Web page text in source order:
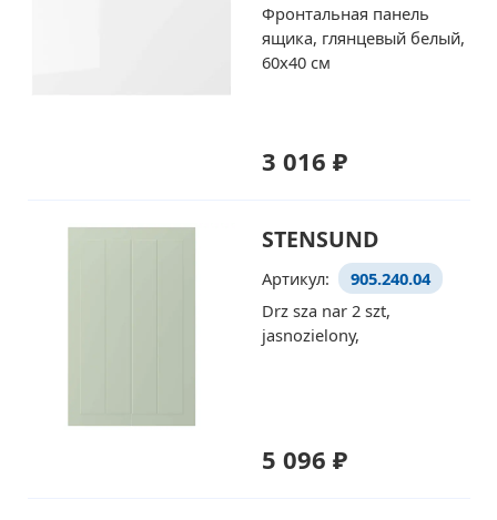
Фронтальная панель
ящика, глянцевый белый,
60x40 см
3 016 ₽
STENSUND
Артикул:
905.240.04
Drz sza nar 2 szt,
jasnozielony,
5 096 ₽